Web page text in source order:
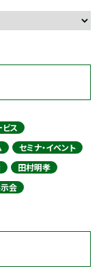
ビス
セミナ・イベント
田村明孝
会